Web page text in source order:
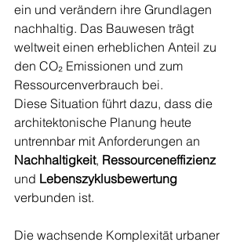
ein und verändern ihre Grundlagen
nachhaltig. Das Bauwesen trägt
weltweit einen erheblichen Anteil zu
den CO₂ Emissionen und zum
Ressourcenverbrauch bei.
Diese Situation führt dazu, dass die
architektonische Planung heute
untrennbar mit Anforderungen an
Nachhaltigkeit, Ressourceneffizienz
und Lebenszyklusbewertung
verbunden ist.
Die wachsende Komplexität urbaner